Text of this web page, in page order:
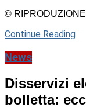
©
Continue Reading
News
Disservizi
bolletta: